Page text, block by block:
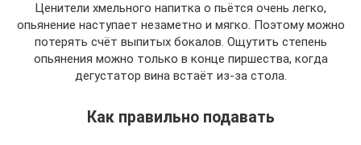
Ценители хмельного напитка о пьётся очень легко,
опьянение наступает незаметно и мягко. Поэтому можно
потерять счёт выпитых бокалов. Ощутить степень
опьянения можно только в конце пиршества, когда
дегустатор вина встаёт из-за стола.
Как правильно подавать